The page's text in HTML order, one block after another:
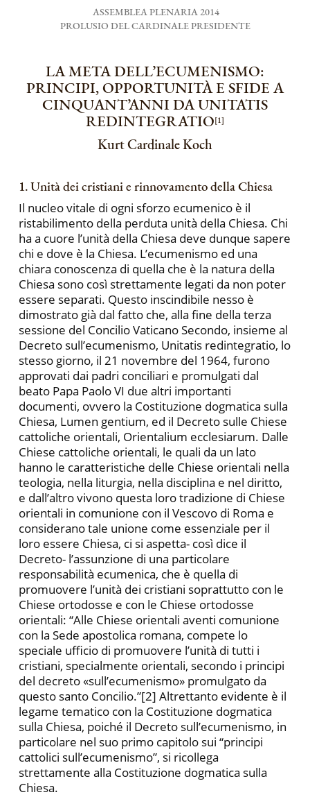
ASSEMBLEA PLENARIA 2014
PROLUSIO DEL CARDINALE PRESIDENTE
LA META DELL’ECUMENISMO:
PRINCIPI, OPPORTUNITÀ E SFIDE A
CINQUANT’ANNI DA UNITATIS
REDINTEGRATIO[1]
Kurt Cardinale Koch
1. Unità dei cristiani e rinnovamento della Chiesa
Il nucleo vitale di ogni sforzo ecumenico è il
ristabilimento della perduta unità della Chiesa. Chi
ha a cuore l’unità della Chiesa deve dunque sapere
chi e dove è la Chiesa. L’ecumenismo ed una
chiara conoscenza di quella che è la natura della
Chiesa sono così strettamente legati da non poter
essere separati. Questo inscindibile nesso è
dimostrato già dal fatto che, alla fine della terza
sessione del Concilio Vaticano Secondo, insieme al
Decreto sull’ecumenismo, Unitatis redintegratio, lo
stesso giorno, il 21 novembre del 1964, furono
approvati dai padri conciliari e promulgati dal
beato Papa Paolo VI due altri importanti
documenti, ovvero la Costituzione dogmatica sulla
Chiesa, Lumen gentium, ed il Decreto sulle Chiese
cattoliche orientali, Orientalium ecclesiarum. Dalle
Chiese cattoliche orientali, le quali da un lato
hanno le caratteristiche delle Chiese orientali nella
teologia, nella liturgia, nella disciplina e nel diritto,
e dall’altro vivono questa loro tradizione di Chiese
orientali in comunione con il Vescovo di Roma e
considerano tale unione come essenziale per il
loro essere Chiesa, ci si aspetta- così dice il
Decreto- l’assunzione di una particolare
responsabilità ecumenica, che è quella di
promuovere l’unità dei cristiani soprattutto con le
Chiese ortodosse e con le Chiese ortodosse
orientali: “Alle Chiese orientali aventi comunione
con la Sede apostolica romana, compete lo
speciale ufficio di promuovere l’unità di tutti i
cristiani, specialmente orientali, secondo i principi
del decreto «sull’ecumenismo» promulgato da
questo santo Concilio.”[2] Altrettanto evidente è il
legame tematico con la Costituzione dogmatica
sulla Chiesa, poiché il Decreto sull’ecumenismo, in
particolare nel suo primo capitolo sui “principi
cattolici sull’ecumenismo”, si ricollega
strettamente alla Costituzione dogmatica sulla
Chiesa.